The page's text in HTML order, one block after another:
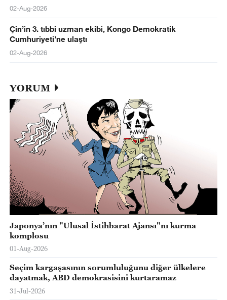
02-Aug-2026
Çin’in 3. tıbbi uzman ekibi, Kongo Demokratik
Cumhuriyeti’ne ulaştı
02-Aug-2026
YORUM
Japonya’nın "Ulusal İstihbarat Ajansı"nı kurma
komplosu
01-Aug-2026
Seçim kargaşasının sorumluluğunu diğer ülkelere
dayatmak, ABD demokrasisini kurtaramaz
31-Jul-2026